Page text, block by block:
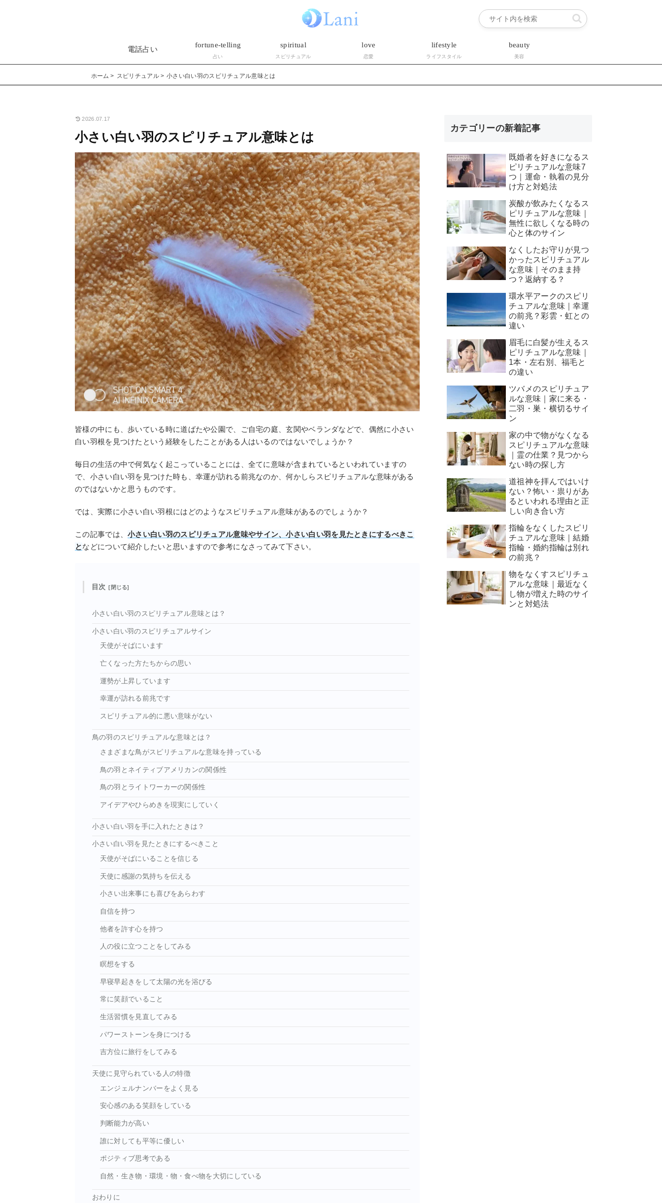
電話占い
fortune-telling
占い
spiritual
スピリチュアル
love
恋愛
lifestyle
ライフスタイル
beauty
美容
ホーム スピリチュアル 小さい白い羽のスピリチュアル意味とは
2026.07.17
小さい白い羽のスピリチュアル意味とは
皆様の中にも、歩いている時に道ばたや公園で、ご自宅の庭、玄関やベランダなどで、偶然に小さい
白い羽根を見つけたという経験をしたことがある人はいるのではないでしょうか？
毎日の生活の中で何気なく起こっていることには、全てに意味が含まれているといわれていますの
で、小さい白い羽を見つけた時も、幸運が訪れる前兆なのか、何かしらスピリチュアルな意味がある
のではないかと思うものです。
では、実際に小さい白い羽根にはどのようなスピリチュアル意味があるのでしょうか？
この記事では、小さい白い羽のスピリチュアル意味やサイン、小さい白い羽を見たときにするべきこ
となどについて紹介したいと思いますので参考になさってみて下さい。
目次
小さい白い羽のスピリチュアル意味とは？
小さい白い羽のスピリチュアルサイン
天使がそばにいます
亡くなった方たちからの思い
運勢が上昇しています
幸運が訪れる前兆です
スピリチュアル的に悪い意味がない
鳥の羽のスピリチュアルな意味とは？
さまざまな鳥がスピリチュアルな意味を持っている
鳥の羽とネイティブアメリカンの関係性
鳥の羽とライトワーカーの関係性
アイデアやひらめきを現実にしていく
小さい白い羽を手に入れたときは？
小さい白い羽を見たときにするべきこと
天使がそばにいることを信じる
天使に感謝の気持ちを伝える
小さい出来事にも喜びをあらわす
自信を持つ
他者を許す心を持つ
人の役に立つことをしてみる
瞑想をする
早寝早起きをして太陽の光を浴びる
常に笑顔でいること
生活習慣を見直してみる
パワーストーンを身につける
吉方位に旅行をしてみる
天使に見守られている人の特徴
エンジェルナンバーをよく見る
安心感のある笑顔をしている
判断能力が高い
誰に対しても平等に優しい
ポジティブ思考である
自然・生き物・環境・物・食べ物を大切にしている
おわりに
カテゴリーの新着記事
既婚者を好きになるス
ピリチュアルな意味7
つ｜運命・執着の見分
け方と対処法
炭酸が飲みたくなるス
ピリチュアルな意味｜
無性に欲しくなる時の
心と体のサイン
なくしたお守りが見つ
かったスピリチュアル
な意味｜そのまま持
つ？返納する？
環水平アークのスピリ
チュアルな意味｜幸運
の前兆？彩雲・虹との
違い
眉毛に白髪が生えるス
ピリチュアルな意味｜
1本・左右別、福毛と
の違い
ツバメのスピリチュア
ルな意味｜家に来る・
二羽・巣・横切るサイ
ン
家の中で物がなくなる
スピリチュアルな意味
｜霊の仕業？見つから
ない時の探し方
道祖神を拝んではいけ
ない？怖い・祟りがあ
るといわれる理由と正
しい向き合い方
指輪をなくしたスピリ
チュアルな意味｜結婚
指輪・婚約指輪は別れ
の前兆？
物をなくすスピリチュ
アルな意味｜最近なく
し物が増えた時のサイ
ンと対処法